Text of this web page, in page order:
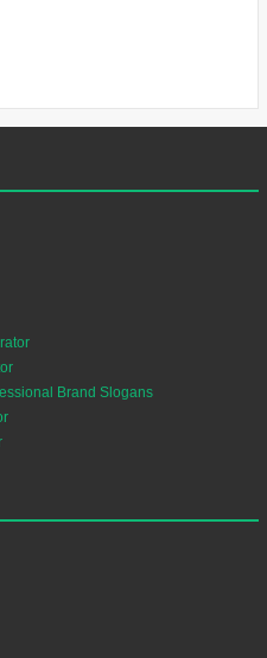
Brand Slogans